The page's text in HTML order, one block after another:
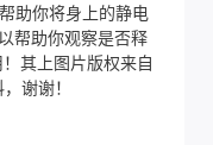
助你将身上的静电
帮助你观察是否释
其上图片版权来自
谢谢！